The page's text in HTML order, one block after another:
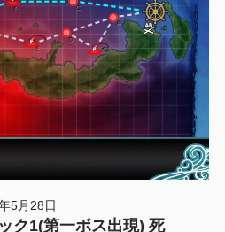
5月28日
ク1(第一ボス出現) 死